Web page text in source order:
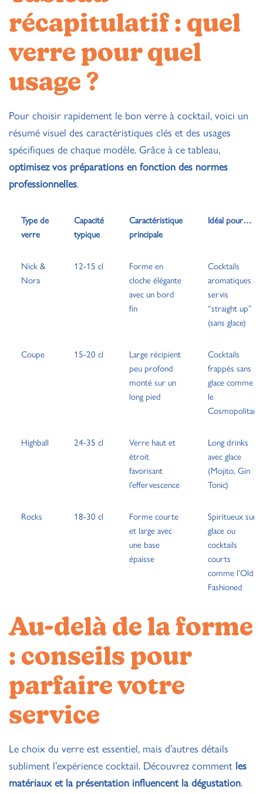
récapitulatif : quel
verre pour quel
usage ?
Pour choisir rapidement le bon verre à cocktail, voici un
résumé visuel des caractéristiques clés et des usages
spécifiques de chaque modèle. Grâce à ce tableau,
optimisez vos préparations en fonction des normes
professionnelles.
Type de
verre
Capacité
typique
Caractéristique
principale
Idéal pour…
Nick &
Nora
12-15 cl
Forme en
cloche élégante
avec un bord
fin
Cocktails
aromatiques
servis
“straight up”
(sans glace)
Coupe 15-20 cl
Large récipient
peu profond
monté sur un
long pied
Cocktails
frappés sans
glace comme
le
Cosmopolitan
Highball 24-35 cl
Verre haut et
étroit
favorisant
l’effervescence
Long drinks
avec glace
(Mojito, Gin
Tonic)
Rocks 18-30 cl
Forme courte
et large avec
une base
épaisse
Spiritueux sur
glace ou
cocktails
courts
comme l’Old
Fashioned
Au-delà de la forme
: conseils pour
parfaire votre
service
Le choix du verre est essentiel, mais d’autres détails
subliment l’expérience cocktail. Découvrez comment les
matériaux et la présentation influencent la dégustation.